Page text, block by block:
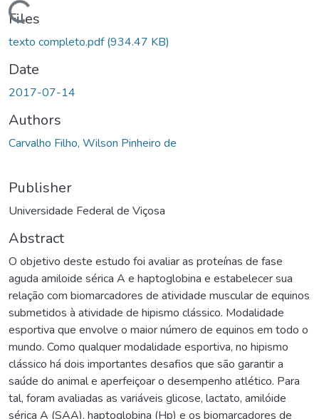
Files
texto completo.pdf(934.47 KB)
Date
2017-07-14
Authors
Carvalho Filho, Wilson Pinheiro de
Publisher
Universidade Federal de Viçosa
Abstract
O objetivo deste estudo foi avaliar as proteínas de fase
aguda amiloide sérica A e haptoglobina e estabelecer sua
relação com biomarcadores de atividade muscular de equinos
submetidos à atividade de hipismo clássico. Modalidade
esportiva que envolve o maior número de equinos em todo o
mundo. Como qualquer modalidade esportiva, no hipismo
clássico há dois importantes desafios que são garantir a
saúde do animal e aperfeiçoar o desempenho atlético. Para
tal, foram avaliadas as variáveis glicose, lactato, amilóide
sérica A (SAA), haptoglobina (Hp) e os biomarcadores de